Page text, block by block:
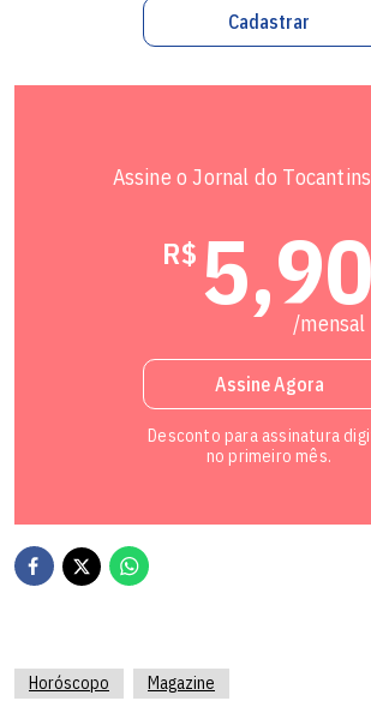
na área material, onde Marte e Urano
Horóscopo Personalizado .
Saiba tudo sobre seusigno.
Gêmeos
melhora em seu desempenho nas
Cadastrar
Assine o Jornal do
R$ 5,90
/mensal
Assine Agora
Desconto para assinatura
no primeiro mês.
Horóscopo Magazine